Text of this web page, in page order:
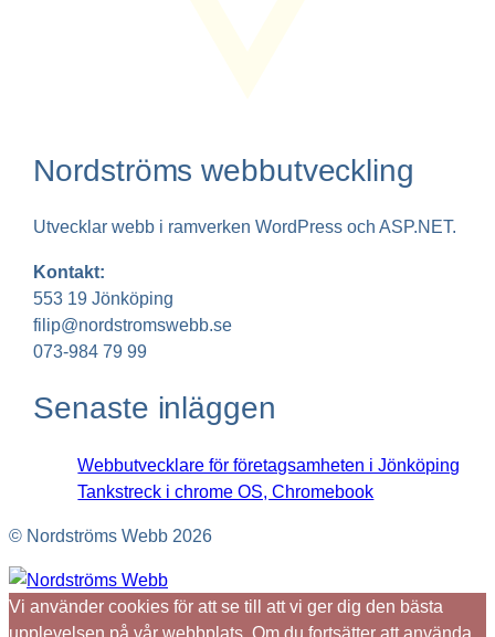
Nordströms webbutveckling
Utvecklar webb i ramverken WordPress och ASP.NET.
Kontakt:
553 19 Jönköping
filip@nordstromswebb.se
073-984 79 99
Senaste inläggen
Webbutvecklare för företagsamheten i Jönköping
Tankstreck i chrome OS, Chromebook
© Nordströms Webb 2026
Vi använder cookies för att se till att vi ger dig den bästa
upplevelsen på vår webbplats. Om du fortsätter att använda